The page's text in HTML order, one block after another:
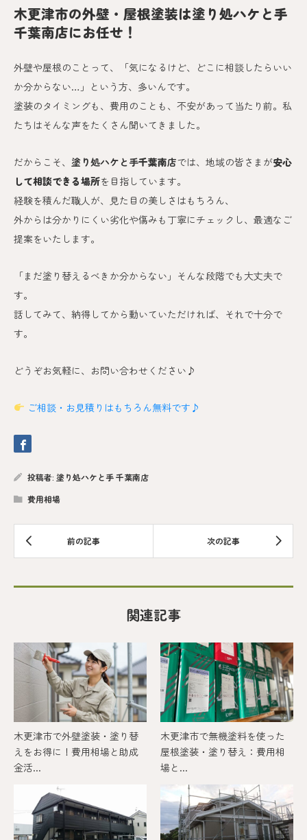
木更津市の外壁・屋根塗装は塗り処ハケと手
千葉南店にお任せ！
外壁や屋根のことって、「気になるけど、どこに相談したらいい
か分からない…」という方、多いんです。
塗装のタイミングも、費用のことも、不安があって当たり前。私
たちはそんな声をたくさん聞いてきました。
だからこそ、 塗り処ハケと手千葉南店では、地域の皆さまが安心
して相談できる場所を目指しています。
経験を積んだ職人が、見た目の美しさはもちろん、
外からは分かりにくい劣化や傷みも丁寧にチェックし、最適なご
提案をいたします。
「まだ塗り替えるべきか分からない」そんな段階でも大丈夫で
す。
話してみて、納得してから動いていただければ、それで十分で
す。
どうぞお気軽に、お問い合わせください♪
ご相談・お見積りはもちろん無料です♪
投稿者: 塗り処ハケと手 千葉南店
費用相場
関連記事
木更津市で外壁塗装・塗り替
えをお得に！費用相場と助成
金活...
木更津市で無機塗料を使った
屋根塗装・塗り替え：費用相
場と...